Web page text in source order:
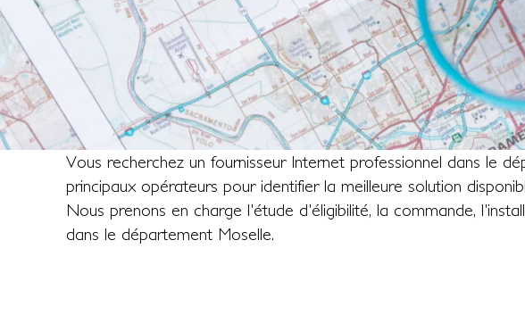
Vous recherchez un fournisseur Internet professionnel dans le
principaux opérateurs pour identifier la meilleure solution
Nous prenons en charge l'étude d'éligibilité, la commande,
dans le département Moselle.